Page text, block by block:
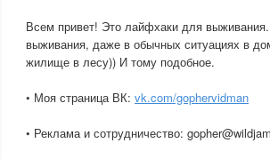
Всем привет! Это лайфхаки для
выживания, даже в обычных ситуациях в
жилище в лесу)) И тому подобное.
• Моя страница ВК: vk.com/gophervidman
• Реклама и сотрудничество: